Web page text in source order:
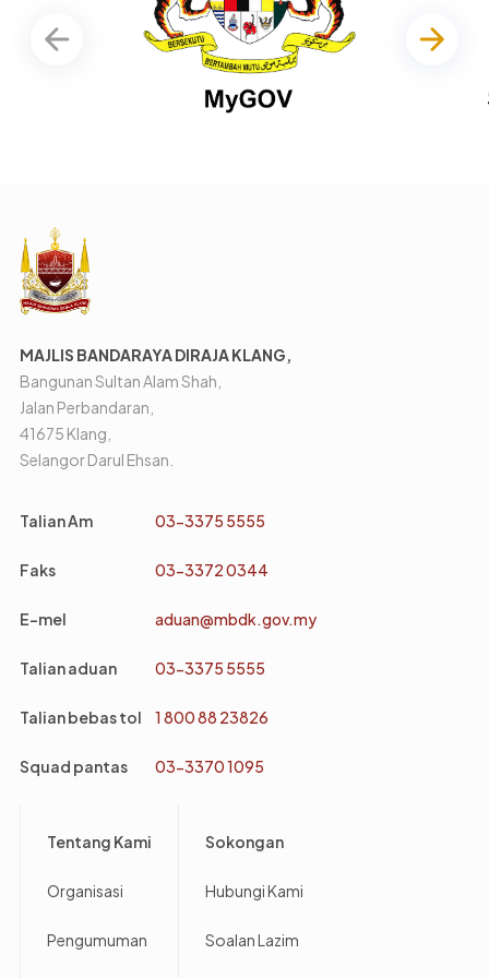
MAJLIS BANDARAYA DIRAJA KLANG,
Bangunan Sultan Alam Shah,
Jalan Perbandaran,
41675 Klang,
Selangor Darul Ehsan.
Talian Am 03-3375 5555
Faks 03-3372 0344
E-mel aduan@mbdk.gov.my
Talian aduan 03-3375 5555
Talian bebas tol 1 800 88 23826
Squad pantas 03-3370 1095
Tentang Kami
Organisasi
Pengumuman
Sokongan
Hubungi Kami
Soalan Lazim